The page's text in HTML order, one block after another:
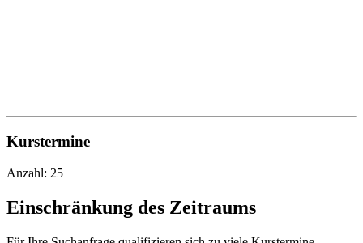
Kurstermine
Anzahl: 25
Einschränkung des Zeitraums